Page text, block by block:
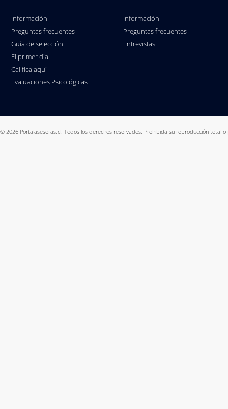
Información
Preguntas frecuentes
Guía de selección
El primer día
Califica aquí
Evaluaciones Psicológicas
Información
Preguntas frecuentes
Entrevistas
© 2026 Portalasesoras.cl. Todos los derechos reservados. Prohibida su reproducción total